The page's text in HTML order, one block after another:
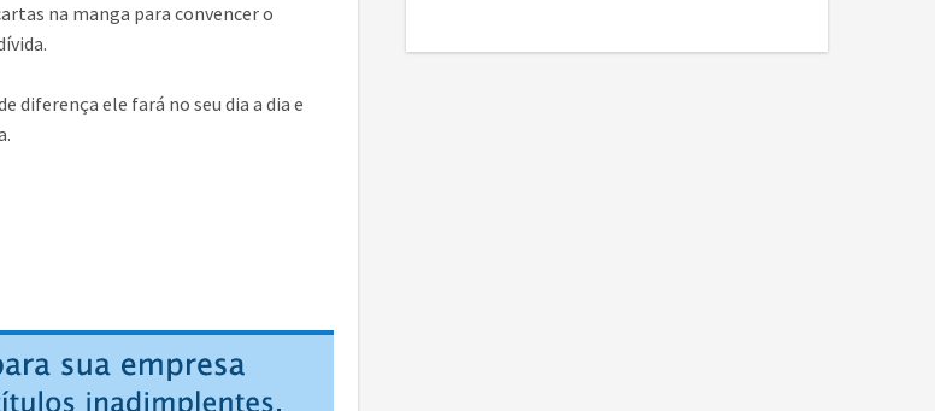
na manga para convencer o
diferença ele fará no seu dia a dia e